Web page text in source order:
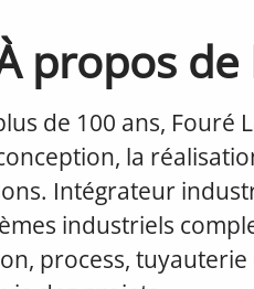
propos de
de 100 ans, Fouré
la
Intégrateur
industriels
process,